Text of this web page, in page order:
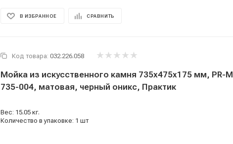
В ИЗБРАННОЕ СРАВНИТЬ
Код товара: 032.226.058
Мойка из искусственного камня 735x475x175 мм, PR-M
735-004, матовая, черный оникс, Практик
Вес: 15.05 кг.
Количество в упаковке: 1 шт